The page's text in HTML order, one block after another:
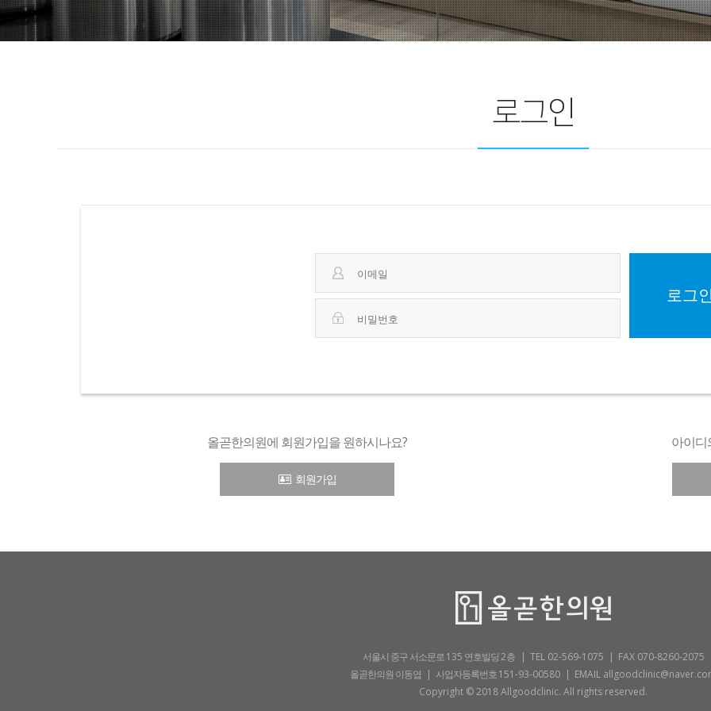
로그인
로그
올곧한의원에 회원가입을 원하시나요?
회원가입
아이디
서울시 중구 서소문로135 연호빌딩2층 | TEL 02-569-1075 | FAX 070-8260-2075
올곧한의원 이동엽 | 사업자등록번호151-93-00580 | EMAIL
Copyright © 2018 Allgoodclinic. All rights reserved.